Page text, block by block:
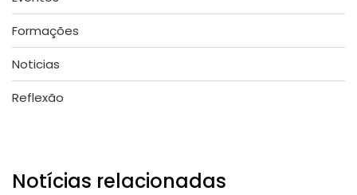
Formações
Noticias
Reflexão
Notícias relacionadas